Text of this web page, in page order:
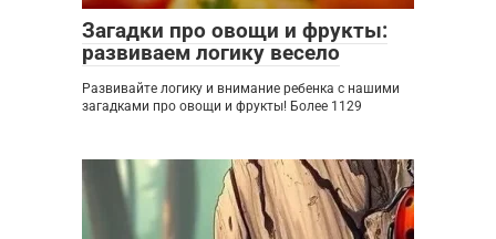
Загадки про овощи и фрукты:
развиваем логику весело
Развивайте логику и внимание ребенка с нашими
загадками про овощи и фрукты! Более 1129